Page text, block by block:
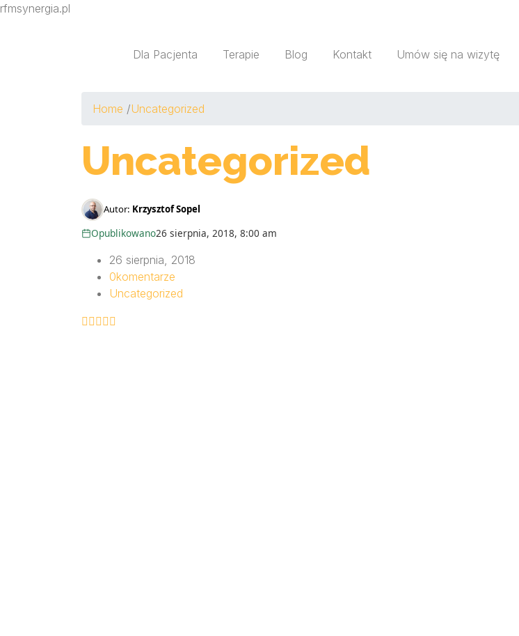
rfmsynergia.pl
Dla Pacjenta Terapie Blog Kontakt Umów się na wizytę
Home /Uncategorized
Uncategorized
Autor: Krzysztof Sopel
Opublikowano26 sierpnia, 2018, 8:00 am
26 sierpnia, 2018
0komentarze
Uncategorized